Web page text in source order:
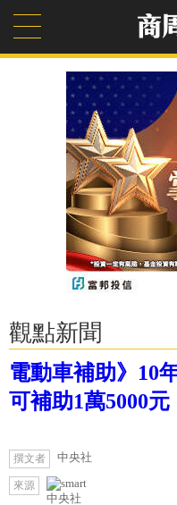
觀點新聞
電動車補助》10
可補助1萬5000元
撰文者 中央社
來源
中央社